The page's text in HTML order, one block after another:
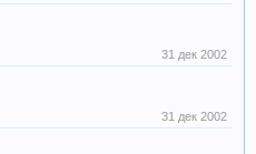
31 дек 2002
31 дек 2002